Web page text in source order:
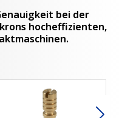
bei der
hocheffizienten,